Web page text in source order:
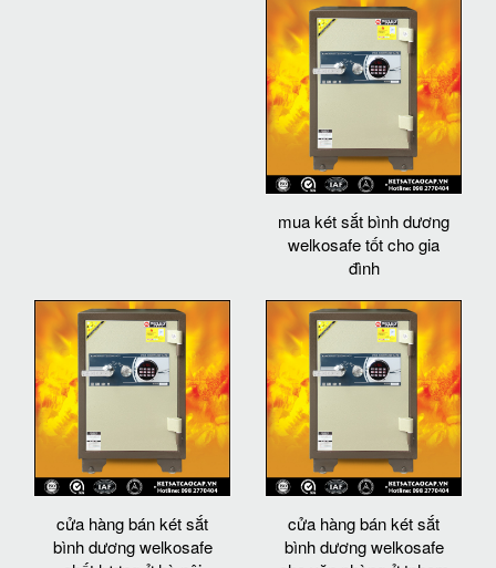
mua két sắt bình dương
welkosafe tốt cho gia
đình
cửa hàng bán két sắt
bình dương welkosafe
cửa hàng bán két sắt
bình dương welkosafe